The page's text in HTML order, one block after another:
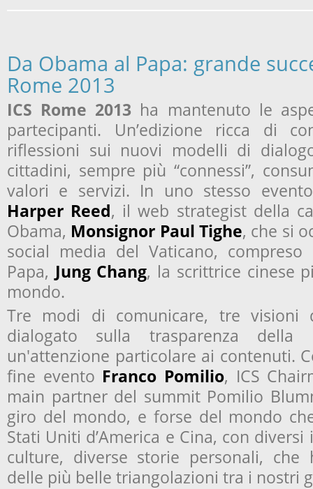
Da Obama al Papa: grande
Rome 2013
ICS Rome 2013 ha mantenuto le
partecipanti. Un’edizione ricca di
riflessioni sui nuovi modelli di
cittadini, sempre più “connessi”,
valori e servizi. In uno stesso
Harper Reed, il web strategist della
Obama, Monsignor Paul Tighe, che si
social media del Vaticano,
Papa, Jung Chang, la scrittrice cinese
mondo.
Tre modi di comunicare, tre visioni
dialogato sulla trasparenza della
un'attenzione particolare ai contenuti.
fine evento Franco Pomilio, ICS
main partner del summit Pomilio
giro del mondo, e forse del mondo
Stati Uniti d’America e Cina, con
culture, diverse storie personali, che
delle più belle triangolazioni tra i nostri